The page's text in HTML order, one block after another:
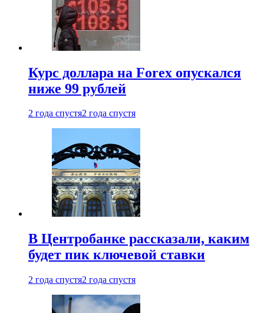
Курс доллара на Forex опускался
ниже 99 рублей
2 года спустя2 года спустя
В Центробанке рассказали, каким
будет пик ключевой ставки
2 года спустя2 года спустя